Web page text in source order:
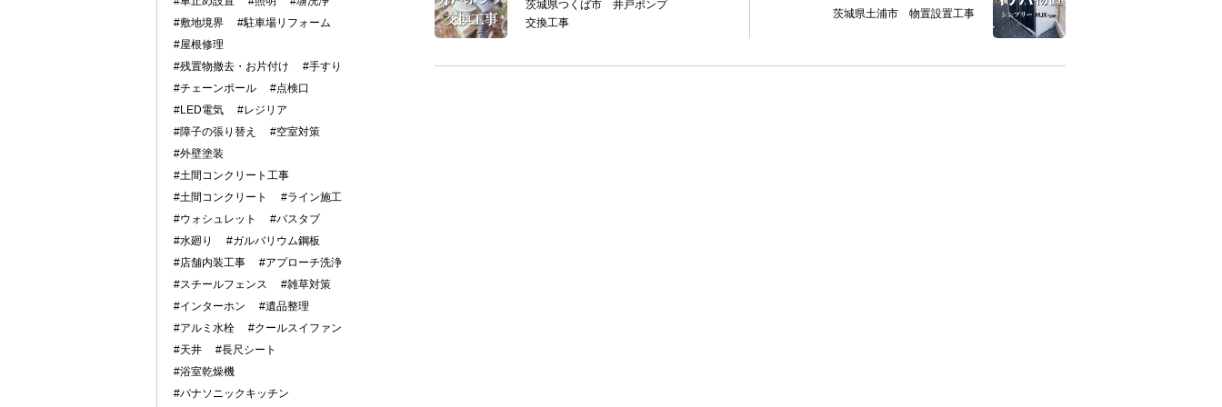
茨城県つくば市 井戸ポンプ
交換工事
茨城県土浦市 物置設置工事
#敷地境界
#駐車場リフォーム
#屋根修理
#残置物撤去・お片付け
#手すり
#チェーンポール
#点検口
#LED電気
#レジリア
#障子の張り替え
#空室対策
#外壁塗装
#土間コンクリート工事
#土間コンクリート
#ライン施工
#ウォシュレット
#バスタブ
#水廻り
#ガルバリウム鋼板
#店舗内装工事
#アプローチ洗浄
#スチールフェンス
#雑草対策
#インターホン
#遺品整理
#アルミ水栓
#クールスイファン
#天井
#長尺シート
#浴室乾燥機
#パナソニックキッチン